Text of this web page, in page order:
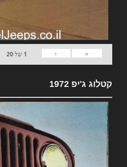
«
‹
1 של20
קטלוג ג'יפ 1972